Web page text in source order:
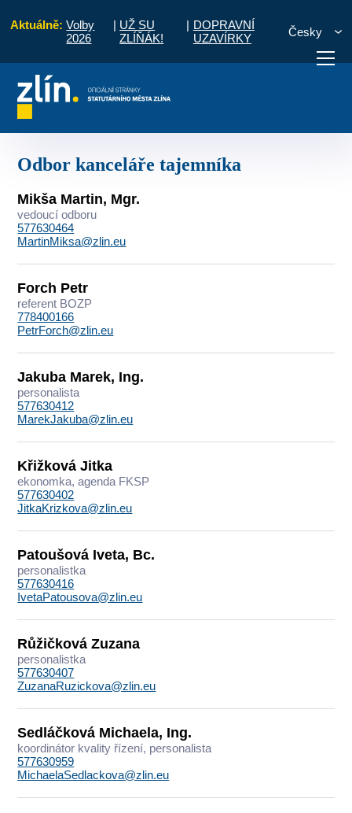
Aktuálně: Volby
2026
| UŽ SU
ZLÍŇÁK!
| DOPRAVNÍ
UZAVÍRKY
Česky
vyřídit Potřebuji zaplatit
Odbor kanceláře tajemníka
Mikša Martin, Mgr.
vedoucí odboru
577630464
MartinMiksa@zlin.eu
Forch Petr
referent BOZP
778400166
PetrForch@zlin.eu
Jakuba Marek, Ing.
personalista
577630412
MarekJakuba@zlin.eu
Křižková Jitka
ekonomka, agenda FKSP
577630402
JitkaKrizkova@zlin.eu
Patoušová Iveta, Bc.
personalistka
577630416
IvetaPatousova@zlin.eu
Růžičková Zuzana
personalistka
577630407
ZuzanaRuzickova@zlin.eu
Sedláčková Michaela, Ing.
koordinátor kvality řízení, personalista
577630959
MichaelaSedlackova@zlin.eu